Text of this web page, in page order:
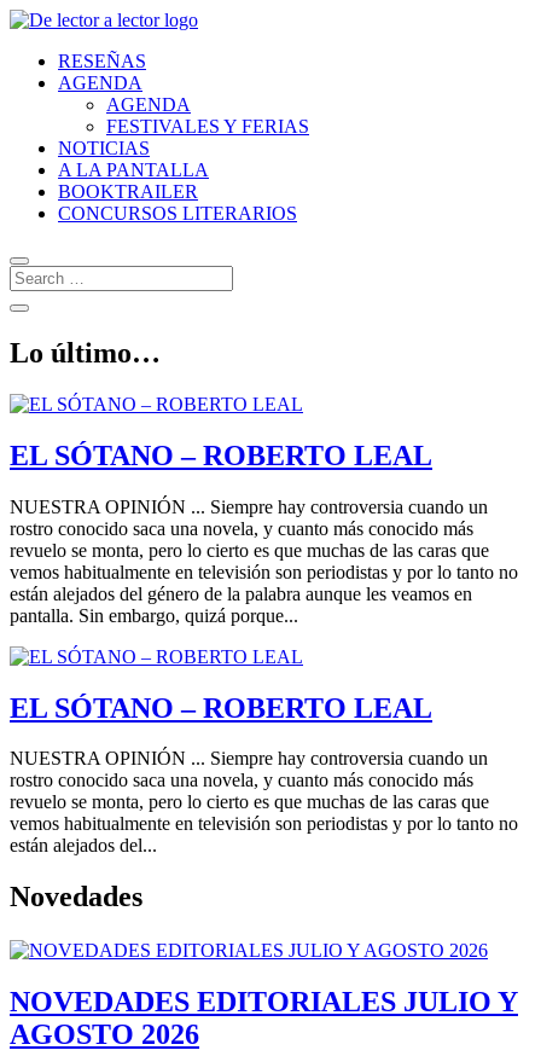
RESEÑAS
AGENDA
AGENDA
FESTIVALES Y FERIAS
NOTICIAS
A LA PANTALLA
BOOKTRAILER
CONCURSOS LITERARIOS
Lo último…
EL SÓTANO – ROBERTO LEAL
NUESTRA OPINIÓN ... Siempre hay controversia cuando un
rostro conocido saca una novela, y cuanto más conocido más
revuelo se monta, pero lo cierto es que muchas de las caras que
vemos habitualmente en televisión son periodistas y por lo tanto no
están alejados del género de la palabra aunque les veamos en
pantalla. Sin embargo, quizá porque...
EL SÓTANO – ROBERTO LEAL
NUESTRA OPINIÓN ... Siempre hay controversia cuando un
rostro conocido saca una novela, y cuanto más conocido más
revuelo se monta, pero lo cierto es que muchas de las caras que
vemos habitualmente en televisión son periodistas y por lo tanto no
están alejados del...
Novedades
Descubre nuestra exclusiva selección de accesorios para teléfono,
eule«. Con nuestra gama «Handyhüllen kaufen | Individuelle
Designs & Premium-Schutz», protege tu dispositivo y muestra tu
estilo personal. Nuestras fundas premium no solo ofrecen una
NOVEDADES EDITORIALES JULIO Y
AGOSTO 2026